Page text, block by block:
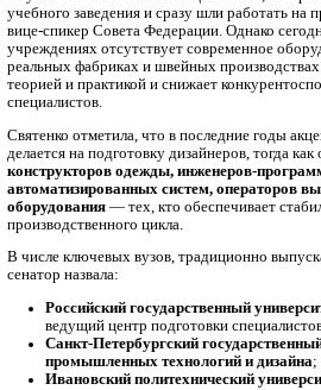
На пресс-конференции в МИА
заявила, что нехватка
проблемой лёгкой промышленности
подготовки специалистов требует
профильных вузов и колледжей
современных предприятиях.
«Нужно готовить таких
учебного заведения и сразу шли
вице-спикер Совета Федерации.
учреждениях отсутствует
реальных фабриках и швейных
специалистов.
Святенко отметила, что в
делается на подготовку